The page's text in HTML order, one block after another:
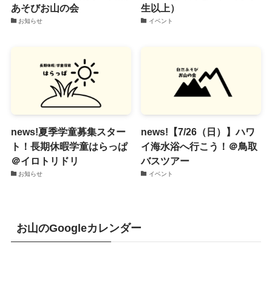
あそびお山の会
お知らせ
生以上）
イベント
news!夏季学童募集スター
ト！長期休暇学童はらっぱ
＠イロトリドリ
お知らせ
news!【7/26（日）】ハワ
イ海水浴へ行こう！＠鳥取
バスツアー
イベント
お山のGoogleカレンダー